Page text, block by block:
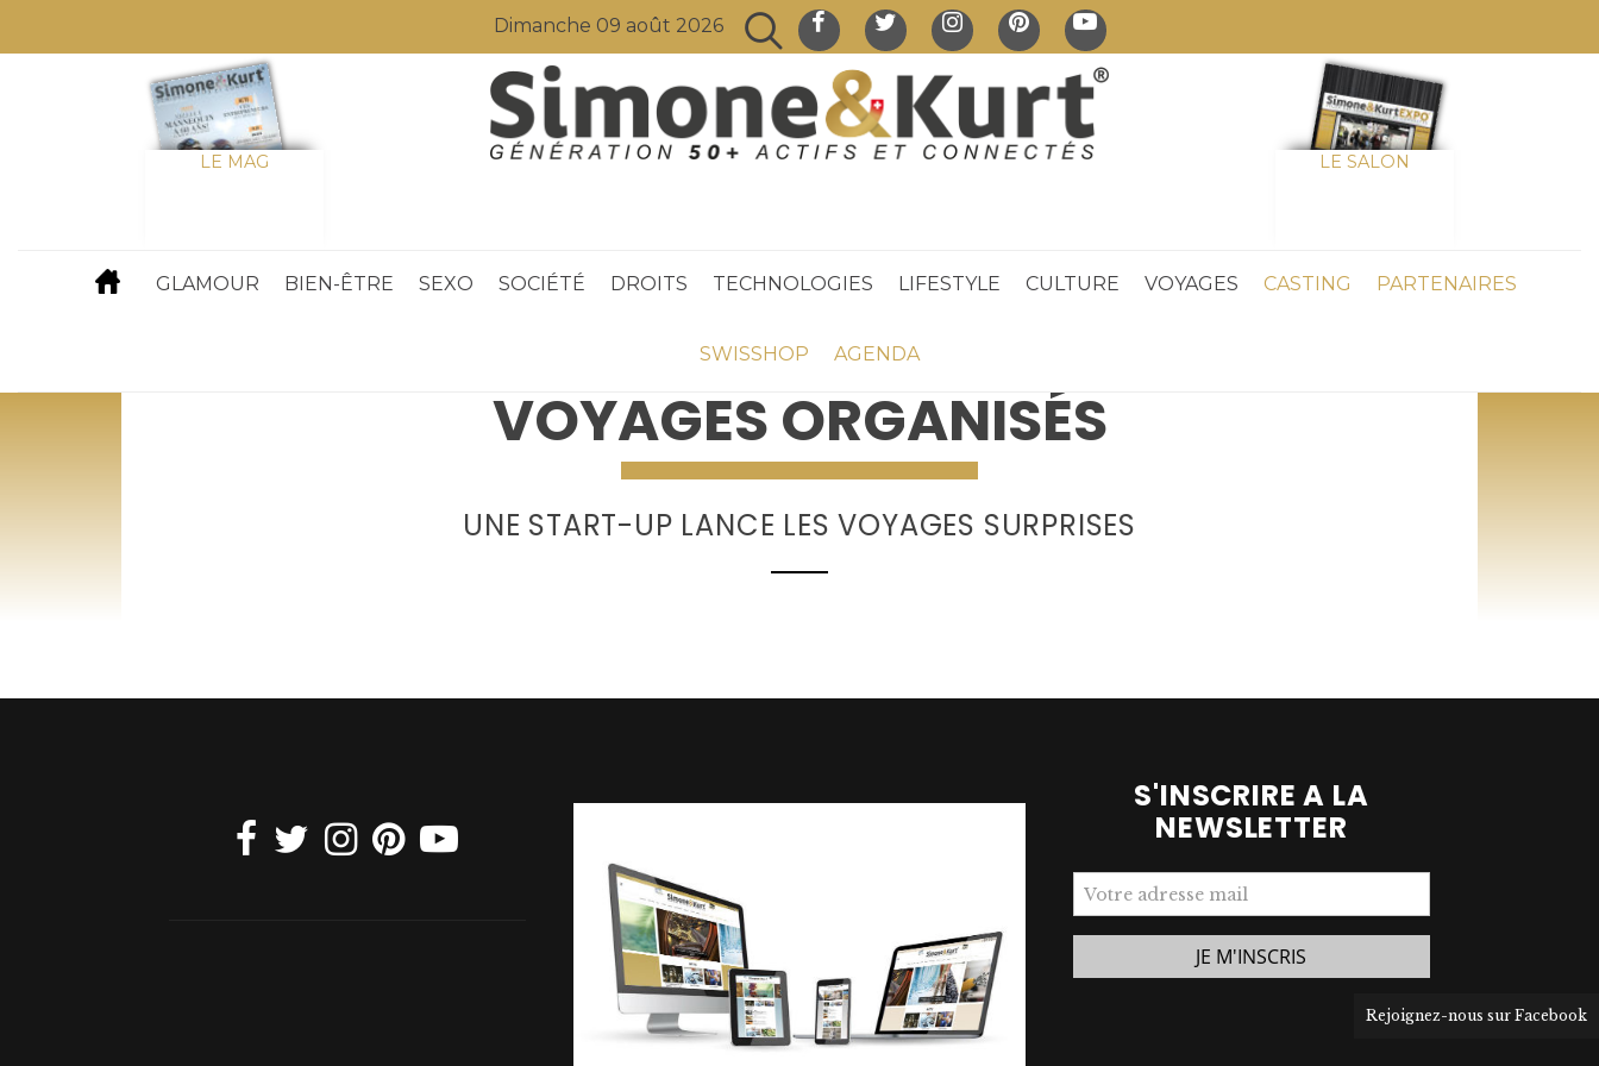
Dimanche 09 août 2026
LE SALON
LE MAG
GLAMOUR BIEN-ÊTRE SEXO SOCIÉTÉ DROITS TECHNOLOGIES LIFESTYLE CULTURE VOYAGES CASTING PARTENAIRES
SWISSHOP AGENDA
VOYAGES ORGANISÉS
UNE START-UP LANCE LES VOYAGES SURPRISES
S'INSCRIRE A LA
NEWSLETTER
Rejoignez-nous sur Facebook